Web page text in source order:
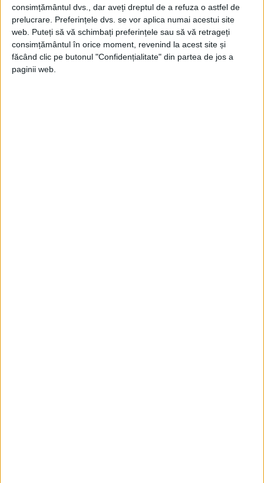
consimțământul dvs., dar aveți dreptul de a refuza o astfel de
prelucrare. Preferințele dvs. se vor aplica numai acestui site
web. Puteți să vă schimbați preferințele sau să vă retrageți
consimțământul în orice moment, revenind la acest site și
făcând clic pe butonul "Confidențialitate" din partea de jos a
paginii web.